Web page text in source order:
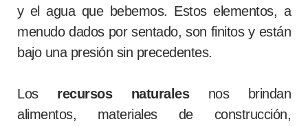
y el agua que bebemos. Estos elementos, a
menudo dados por sentado, son finitos y están
bajo una presión sin precedentes.
Los recursos naturalesnos brindan
alimentos, materiales de construcción,